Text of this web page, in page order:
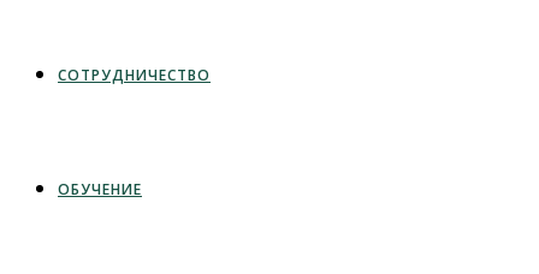
СОТРУДНИЧЕСТВО
ОБУЧЕНИЕ